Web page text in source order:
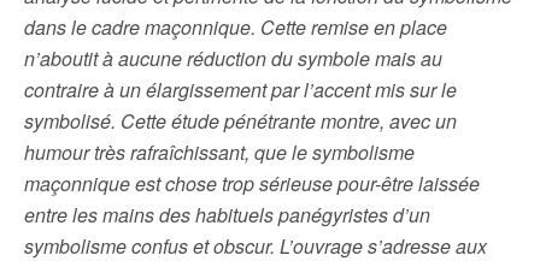
dans le cadre maçonnique. Cette remise en place
n’aboutit à aucune réduction du symbole mais au
contraire à un élargissement par l’accent mis sur le
symbolisé. Cette étude pénétrante montre, avec un
humour très rafraîchissant, que le symbolisme
maçonnique est chose trop sérieuse pour-être laissée
entre les mains des habituels panégyristes d’un
symbolisme confus et obscur. L’ouvrage s’adresse aux